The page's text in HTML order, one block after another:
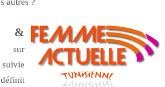
&
sur
suivie